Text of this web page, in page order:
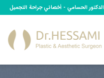
الدكتور الحسامي - أخصائي جراحة التجميل